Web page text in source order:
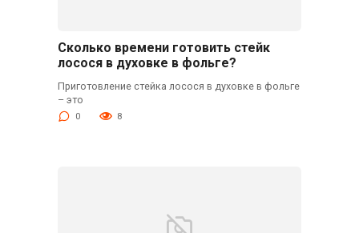
Сколько времени готовить стейк
лосося в духовке в фольге?
Приготовление стейка лосося в духовке в фольге
– это
0 8